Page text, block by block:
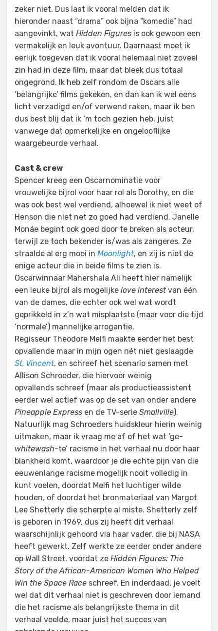
zeker niet. Dus laat ik vooral melden dat ik
hieronder naast “drama” ook bijna “komedie” had
aangevinkt, wat Hidden Figures is ook gewoon een
vermakelijk en leuk avontuur. Daarnaast moet ik
eerlijk toegeven dat ik vooral helemaal niet zoveel
zin had in deze film, maar dat bleek dus totaal
ongegrond. Ik heb zelf rondom de Oscars alle
‘belangrijke’ films gekeken, en dan kan ik wel eens
licht verzadigd en/of verwend raken, maar ik ben
dus best blij dat ik ‘m toch gezien heb, juist
vanwege dat opmerkelijke en ongelooflijke
waargebeurde verhaal.
Cast & crew
Spencer kreeg een Oscarnominatie voor
vrouwelijke bijrol voor haar rol als Dorothy, en die
was ook best wel verdiend, alhoewel ik niet weet of
Henson die niet net zo goed had verdiend. Janelle
Monáe begint ook goed door te breken als acteur,
terwijl ze toch bekender is/was als zangeres. Ze
straalde al erg mooi in Moonlight, en zij is niet de
enige acteur die in beide films te zien is.
Oscarwinnaar Mahershala Ali heeft hier namelijk
een leuke bijrol als mogelijke love interestvan één
van de dames, die echter ook wel wat wordt
geprikkeld in z’n wat misplaatste (maar voor die tijd
‘normale’) mannelijke arrogantie.
Regisseur Theodore Melfi maakte eerder het best
opvallende maar in mijn ogen nét niet geslaagde
St. Vincent, en schreef het scenario samen met
Allison Schroeder, die hiervoor weinig
opvallends schreef (maar als productieassistent
eerder wel actief was op de set van onder andere
Pineapple Express en de TV-serie Smallville).
Natuurlijk mag Schroeders huidskleur hierin weinig
uitmaken, maar ik vraag me af of het wat ‘ge-
whitewash-te’ racisme in het verhaal nu door haar
blankheid komt, waardoor je die echte pijn van die
eeuwenlange racisme mogelijk nooit volledig in
kunt voelen, doordat Melfi het luchtiger wilde
houden, of doordat het bronmateriaal van Margot
Lee Shetterly die scherpte al miste. Shetterly zelf
is geboren in 1969, dus zij heeft dit verhaal
waarschijnlijk gehoord via haar vader, die bij NASA
heeft gewerkt. Zelf werkte ze eerder onder andere
op Wall Street, voordat ze Hidden Figures: The
Story of the African-American Women Who Helped
Win the Space Race schreef. En inderdaad, je voelt
wel dat dit verhaal niet is geschreven door iemand
die het racisme als belangrijkste thema in dit
verhaal voelde, maar juist het succes van